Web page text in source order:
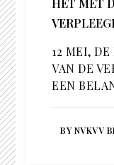
HET MET
12 MEI,
VAN DE
EEN
BY NVKVV